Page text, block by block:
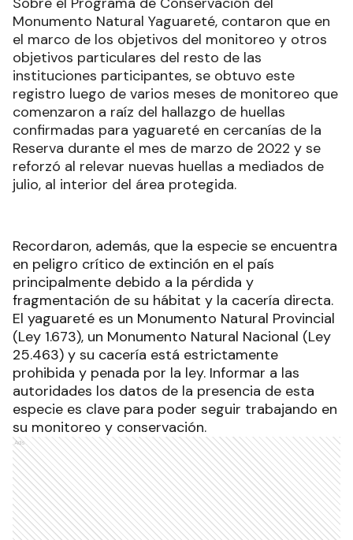
Monumento Natural Yaguareté, contaron que en
el marco de los objetivos del monitoreo y otros
objetivos particulares del resto de las
instituciones participantes, se obtuvo este
registro luego de varios meses de monitoreo que
comenzaron a raíz del hallazgo de huellas
confirmadas para yaguareté en cercanías de la
Reserva durante el mes de marzo de 2022 y se
reforzó al relevar nuevas huellas a mediados de
julio, al interior del área protegida.
Recordaron, además, que la especie se encuentra
en peligro crítico de extinción en el país
principalmente debido a la pérdida y
fragmentación de su hábitat y la cacería directa.
El yaguareté es un Monumento Natural Provincial
(Ley 1.673), un Monumento Natural Nacional (Ley
25.463) y su cacería está estrictamente
prohibida y penada por la ley. Informar a las
autoridades los datos de la presencia de esta
especie es clave para poder seguir trabajando en
su monitoreo y conservación.
Ads